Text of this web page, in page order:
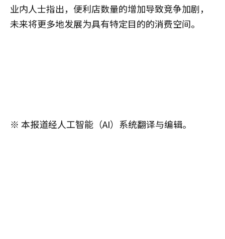
业内人士指出，便利店数量的增加导致竞争加剧，
未来将更多地发展为具有特定目的的消费空间。
※ 本报道经人工智能（AI）系统翻译与编辑。